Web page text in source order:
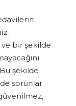
ve bir şekilde
şekilde
sorunlar